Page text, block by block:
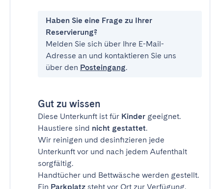
Haben Sie eine Frage zu Ihrer
Reservierung?
Melden Sie sich über Ihre E-Mail-
Adresse an und kontaktieren Sie uns
über den Posteingang.
Gut zu wissen
Diese Unterkunft ist für Kinder geeignet.
Haustiere sind nicht gestattet.
Wir reinigen und desinfizieren jede
Unterkunft vor und nach jedem Aufenthalt
sorgfältig.
Handtücher und Bettwäsche werden gestellt.
Ein Parkplatz steht vor Ort zur Verfügung.